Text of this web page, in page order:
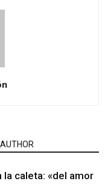
la caleta: «del amor